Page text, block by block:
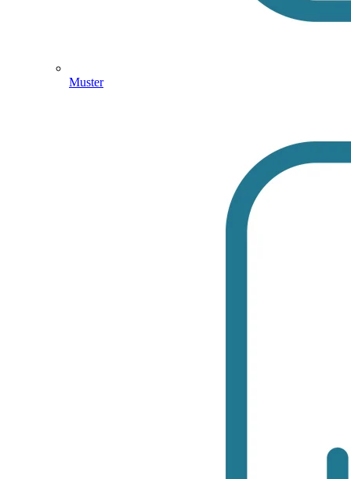
Muster